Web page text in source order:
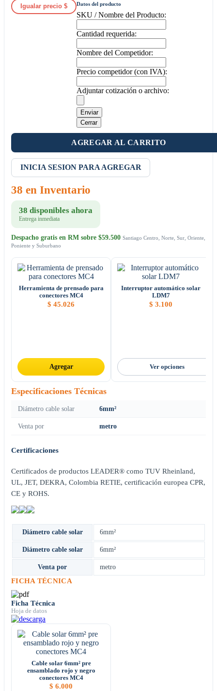
Igualar precio $ Datos del producto
SKU / Nombre del Producto:
Cantidad requerida:
Nombre del Competidor:
Precio competidor (con IVA):
Adjuntar cotización o archivo:
Enviar
Cerrar
AGREGAR AL CARRITO
INICIA SESION PARA AGREGAR
38 en Inventario
38 disponibles ahora
Entrega inmediata
Despacho gratis en RM sobre $59.500 Santiago Centro, Norte, Sur, Oriente,
Poniente y Suburbano
Herramienta de prensado para
conectores MC4
$ 45.026
Agregar
Interruptor automático solar
LDM7
$ 3.100
Ver opciones
Especificaciones Técnicas
Diámetro cable solar 6mm²
Venta por metro
Certificaciones
Certificados de productos LEADER® como TUV Rheinland,
UL, JET, DEKRA, Colombia RETIE, certificación europea CPR,
CE y ROHS.
Diámetro cable solar 6mm²
Diámetro cable solar 6mm²
Venta por metro
FICHA TÉCNICA
Ficha Técnica
Hoja de datos
Cable solar 6mm² pre
ensamblado rojo y negro
conectores MC4
$ 6.000